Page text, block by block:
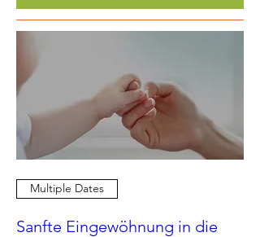
Multiple Dates
Sanfte Eingewöhnung in die